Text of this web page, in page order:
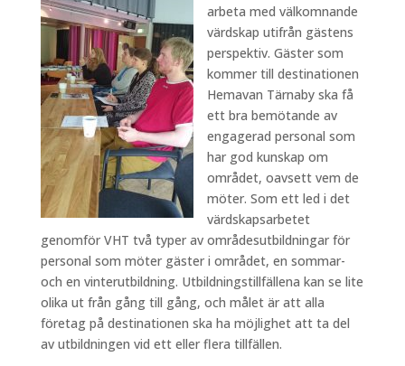
arbeta med välkomnande
värdskap utifrån gästens
perspektiv. Gäster som
kommer till destinationen
Hemavan Tärnaby ska få
ett bra bemötande av
engagerad personal som
har god kunskap om
området, oavsett vem de
möter. Som ett led i det
värdskapsarbetet
genomför VHT två typer av områdesutbildningar för
personal som möter gäster i området, en sommar-
och en vinterutbildning. Utbildningstillfällena kan se lite
olika ut från gång till gång, och målet är att alla
företag på destinationen ska ha möjlighet att ta del
av utbildningen vid ett eller flera tillfällen.